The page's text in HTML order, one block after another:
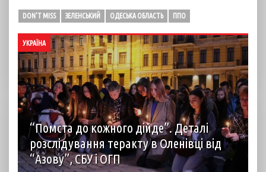
DON'T MISS ЗЕЛЕНСЬКИЙ ОДЕСЬКА ОБЛАСТЬ ППО
УКРАЇНА
“Помста до кожного дійде”. Деталі
розслідування теракту в Оленівці від
“Азову”, СБУ і ОГП